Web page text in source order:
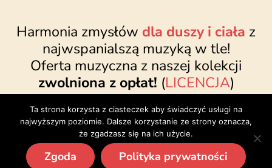
Harmonia zmysłów dla duszy i ciała z
najwspanialszą muzyką w tle!
Oferta muzyczna z naszej kolekcji
zwolniona z opłat! (LICENCJA)
www.najwspanialsza.pl ● sklep@najwspanialsza.pl
●
facebook.com/najwspanialszapl
Ta strona korzysta z ciasteczek aby świadczyć usługi na
najwyższym poziomie. Dalsze korzystanie ze strony oznacza,
że zgadzasz się na ich użycie.
Zgoda Polityka prywatności